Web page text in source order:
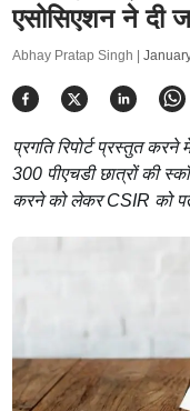
एसोसिएशन ने दी
Abhay Pratap Singh |
प्रगति रिपोर्ट प्रस्तुत
300 पीएचडी छात्रों की
करने को लेकर CSIR को